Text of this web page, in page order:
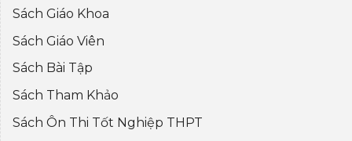
Sách Giáo Khoa
Sách Giáo Viên
Sách Bài Tập
Sách Tham Khảo
Sách Ôn Thi Tốt Nghiệp THPT